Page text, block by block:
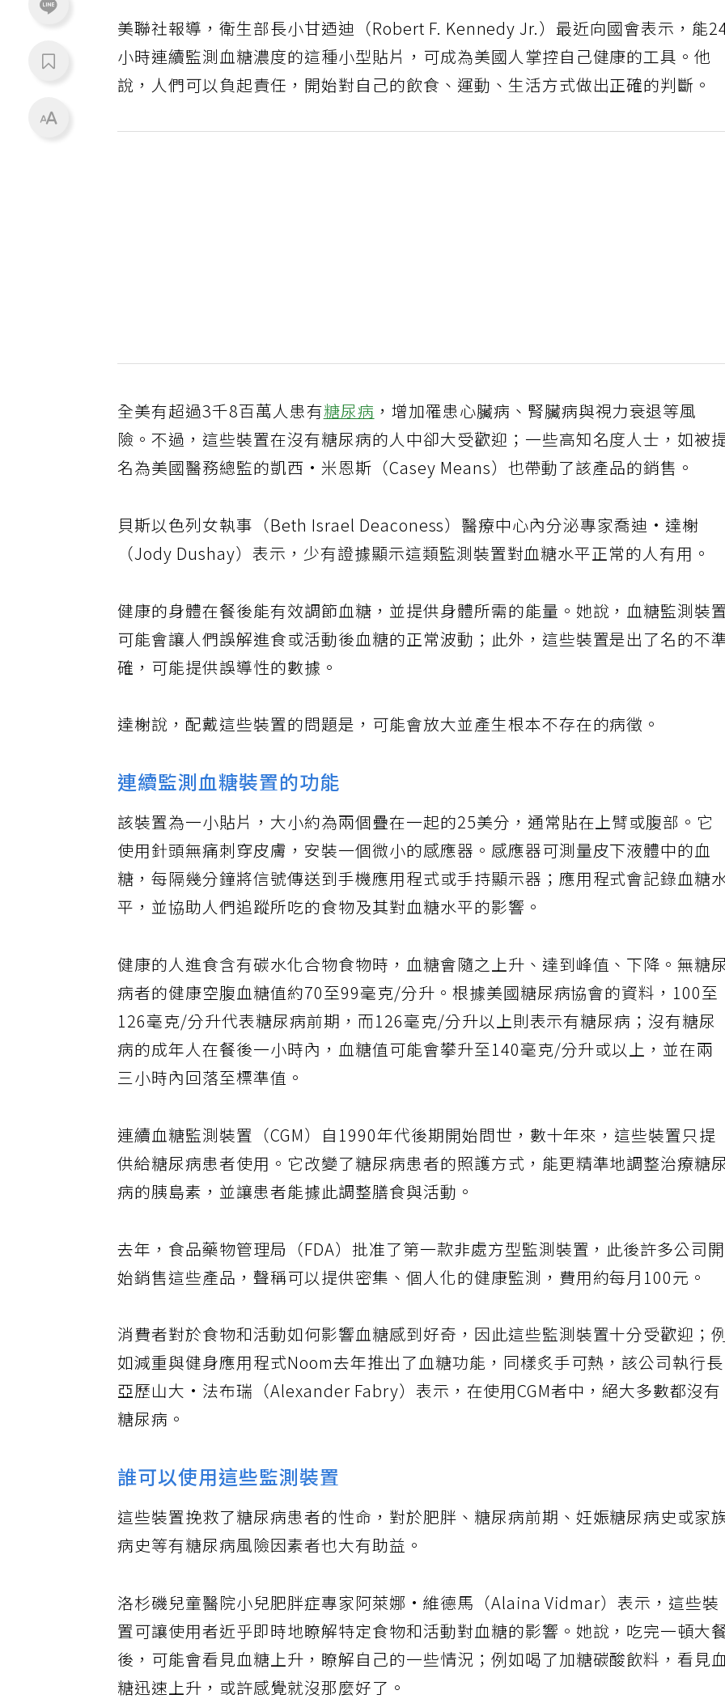
美聯社報導，衛生部長小甘迺迪（Robert F. Kennedy Jr.）最近向國會表示，能
小時連續監測血糖濃度的這種小型貼片，可成為美國人掌控自己健康的工具。他
說，人們可以負起責任，開始對自己的飲食、運動、生活方式做出正確的判斷。
全美有超過3千8百萬人患有糖尿病 ，增加罹患心臟病、腎臟病與視力衰退等風
險。不過，這些裝置在沒有糖尿病的人中卻大受歡迎；一些高知名度人士，如被
名為美國醫務總監的凱西·米恩斯（Casey Means）也帶動了該產品的銷售。
貝斯以色列女執事（Beth Israel Deaconess）醫療中心內分泌專家喬迪·達榭
（Jody Dushay）表示，少有證據顯示這類監測裝置對血糖水平正常的人有用。
健康的身體在餐後能有效調節血糖，並提供身體所需的能量。她說，血糖監測裝
可能會讓人們誤解進食或活動後血糖的正常波動；此外，這些裝置是出了名的不
確，可能提供誤導性的數據。
達榭說，配戴這些裝置的問題是，可能會放大並產生根本不存在的病徵。
連續監測血糖裝置的功能
該裝置為一小貼片，大小約為兩個疊在一起的25美分，通常貼在上臂或腹部。它
使用針頭無痛刺穿皮膚，安裝一個微小的感應器。感應器可測量皮下液體中的血
糖，每隔幾分鐘將信號傳送到手機應用程式或手持顯示器；應用程式會記錄血糖
平，並協助人們追蹤所吃的食物及其對血糖水平的影響。
健康的人進食含有碳水化合物食物時，血糖會隨之上升、達到峰值、下降。無糖
病者的健康空腹血糖值約70至99毫克/分升。根據美國糖尿病協會的資料，100至
126毫克/分升代表糖尿病前期，而126毫克/分升以上則表示有糖尿病；沒有糖尿
病的成年人在餐後一小時內，血糖值可能會攀升至140毫克/分升或以上，並在兩
三小時內回落至標準值。
連續血糖監測裝置（CGM）自1990年代後期開始問世，數十年來，這些裝置只提
供給糖尿病患者使用。它改變了糖尿病患者的照護方式，能更精準地調整治療糖
病的胰島素，並讓患者能據此調整膳食與活動。
去年，食品藥物管理局（FDA）批准了第一款非處方型監測裝置，此後許多公司
始銷售這些產品，聲稱可以提供密集、個人化的健康監測，費用約每月100元。
消費者對於食物和活動如何影響血糖感到好奇，因此這些監測裝置十分受歡迎；
如減重與健身應用程式Noom去年推出了血糖功能，同樣炙手可熱，該公司執行
亞歷山大·法布瑞（Alexander Fabry）表示，在使用CGM者中，絕大多數都沒有
糖尿病。
誰可以使用這些監測裝置
這些裝置挽救了糖尿病患者的性命，對於肥胖、糖尿病前期、妊娠糖尿病史或家
病史等有糖尿病風險因素者也大有助益。
洛杉磯兒童醫院小兒肥胖症專家阿萊娜·維德馬（Alaina Vidmar）表示，這些裝
置可讓使用者近乎即時地瞭解特定食物和活動對血糖的影響。她說，吃完一頓大
後，可能會看見血糖上升，瞭解自己的一些情況；例如喝了加糖碳酸飲料，看見